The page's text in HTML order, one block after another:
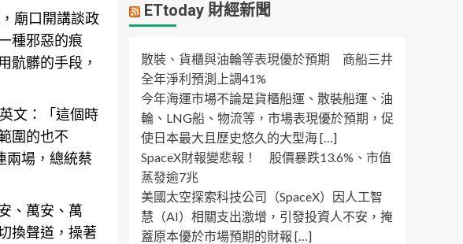
廟口開講談政
種邪惡的痕
骯髒的手段，
文：「這個時
圍的也不
兩場，總統蔡
、萬安、萬
換聲道，操著
ETtoday 財經新聞
散裝、貨櫃與油輪等表現優於預期 商船三井
全年淨利預測上調41%
今年海運市場不論是貨櫃船運、散裝船運、油
輪、LNG船、物流等，市場表現優於預期，促
使日本最大且歷史悠久的大型海 […]
SpaceX財報變悲報！ 股價暴跌13.6%、市值
蒸發逾7兆
美國太空探索科技公司（SpaceX）因人工智
慧（AI）相關支出激增，引發投資人不安，掩
蓋原本優於市場預期的財報 […]